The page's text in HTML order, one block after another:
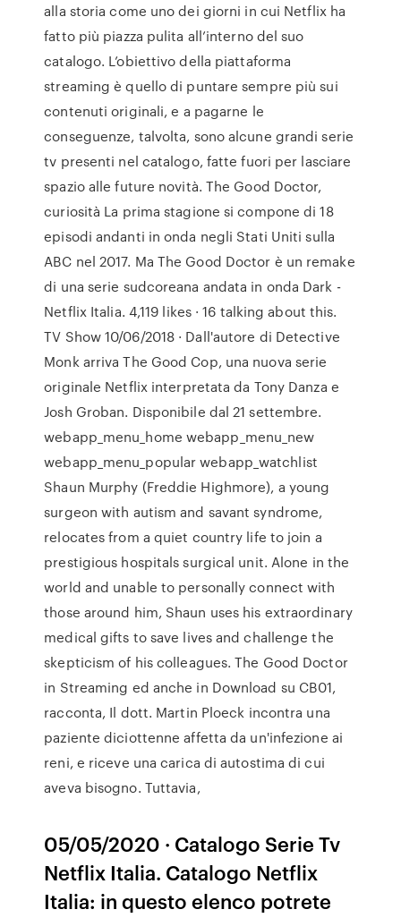
alla storia come uno dei giorni in cui Netflix ha
fatto più piazza pulita all’interno del suo
catalogo. L’obiettivo della piattaforma
streaming è quello di puntare sempre più sui
contenuti originali, e a pagarne le
conseguenze, talvolta, sono alcune grandi serie
tv presenti nel catalogo, fatte fuori per lasciare
spazio alle future novità. The Good Doctor,
curiosità La prima stagione si compone di 18
episodi andanti in onda negli Stati Uniti sulla
ABC nel 2017. Ma The Good Doctor è un remake
di una serie sudcoreana andata in onda Dark -
Netflix Italia. 4,119 likes · 16 talking about this.
TV Show 10/06/2018 · Dall'autore di Detective
Monk arriva The Good Cop, una nuova serie
originale Netflix interpretata da Tony Danza e
Josh Groban. Disponibile dal 21 settembre.
webapp_menu_home webapp_menu_new
webapp_menu_popular webapp_watchlist
Shaun Murphy (Freddie Highmore), a young
surgeon with autism and savant syndrome,
relocates from a quiet country life to join a
prestigious hospitals surgical unit. Alone in the
world and unable to personally connect with
those around him, Shaun uses his extraordinary
medical gifts to save lives and challenge the
skepticism of his colleagues. The Good Doctor
in Streaming ed anche in Download su CB01,
racconta, Il dott. Martin Ploeck incontra una
paziente diciottenne affetta da un'infezione ai
reni, e riceve una carica di autostima di cui
aveva bisogno. Tuttavia,
05/05/2020 · Catalogo Serie Tv
Netflix Italia. Catalogo Netflix
Italia: in questo elenco potrete